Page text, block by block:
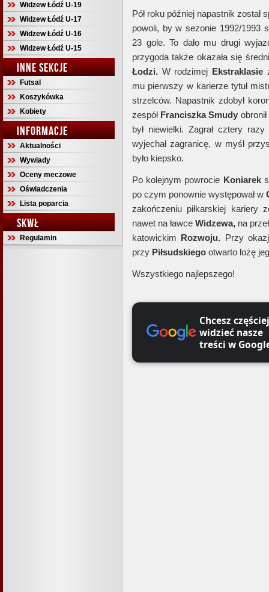
Widzew Łódź U-19
Widzew Łódź U-17
Widzew Łódź U-16
Widzew Łódź U-15
INNE SEKCJE
Futsal
Koszykówka
Kobiety
INFORMACJE
Aktualności
Wywiady
Oceny meczowe
Oświadczenia
Lista poparcia
SKWŁ
Regulamin
Pół roku później napastnik został
powoli, by w sezonie 1992/1993
23 gole. To dało mu drugi
przygoda także okazała się
Łodzi. W rodzimej Ekstraklasie
mu pierwszy w karierze tytuł
strzelców. Napastnik zdobył
zespół Franciszka Smudy
był niewielki. Zagrał cztery
wyjechał zagranicę, w myśl
było kiepsko.
Po kolejnym powrocie Koniarek
po czym ponownie występował w
zakończeniu piłkarskiej kariery
nawet na ławceWidzewa, na
katowickim Rozwoju. Przy
przy Piłsudskiego otwarto lożę
Wszystkiego najlepszego!
Chcesz częściej
widzieć nasze
treści w